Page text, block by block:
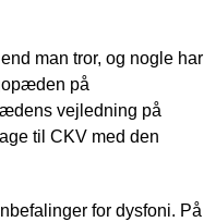
man tror, og nogle har
på
vejledning på
til CKV med den
for dysfoni. På